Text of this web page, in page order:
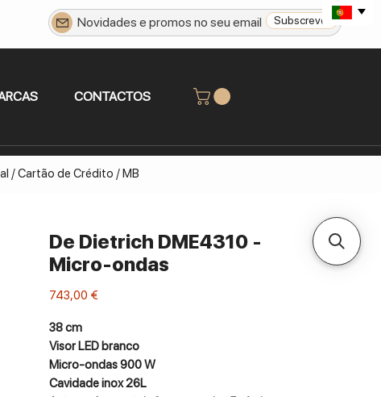
Subscrever
CONTACTOS
/ Cartão de Crédito / MB
De Dietrich DME4310 -
Micro-ondas
743,00 €
38 cm
Visor LED branco
Micro-ondas 900 W
Cavidade inox 26L